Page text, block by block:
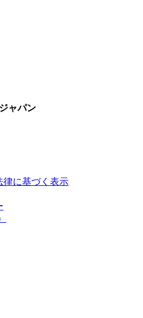
ャパン
律に基づく表示